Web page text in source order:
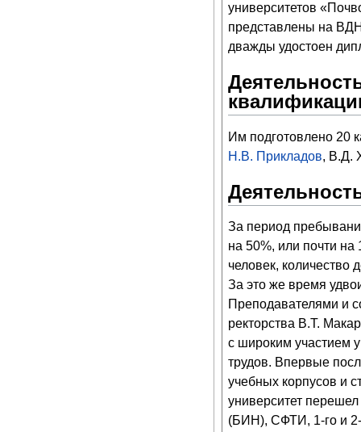
университетов
представлены на
дважды удостоен
Им подготовлено 20
Н.В. Прикладов, В.Д.
За период
на 50%, или почти на
человек, количество
За это же время
Преподавателями и
ректорства В.Т.
с широким участием
трудов. Впервые
учебных корпусов и
университет
(БИН), СФТИ, 1-го и 2-